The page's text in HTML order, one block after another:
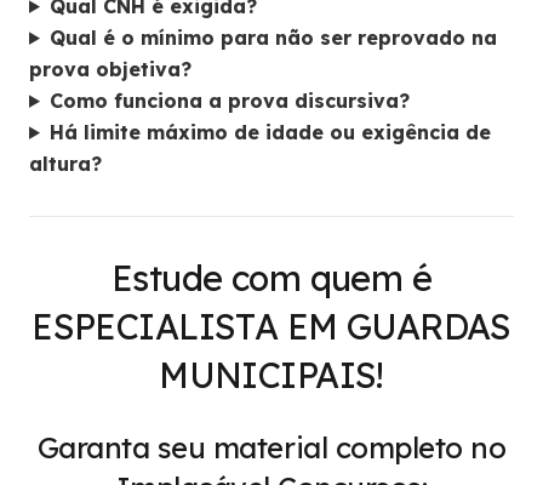
Qual CNH é exigida?
Qual é o mínimo para não ser reprovado na
prova objetiva?
Como funciona a prova discursiva?
Há limite máximo de idade ou exigência de
altura?
Estude com quem é
ESPECIALISTA EM GUARDAS
MUNICIPAIS!
Garanta seu material completo no